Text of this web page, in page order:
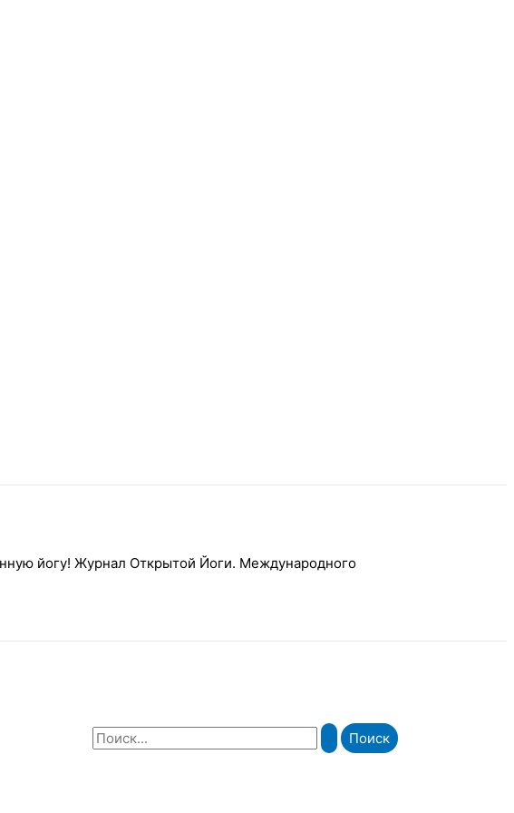
йогу! Журнал Открытой Йоги. Международного
П